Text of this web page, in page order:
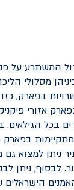
קק"ל גדול המשתרע
ביניהן מסלולי
בפארק,
אזורי
בכל הגילאים.
בפארק
ניתן למצוא
לבסוף, ניתן